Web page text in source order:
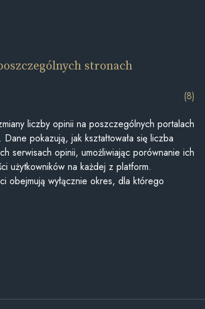
stronach
(8)
liczby opinii na poszczególnych portalach
pokazują, jak kształtowała się liczba
serwisach opinii, umożliwiając porównanie ich
użytkowników na każdej z platform.
obejmują wyłącznie okres, dla którego